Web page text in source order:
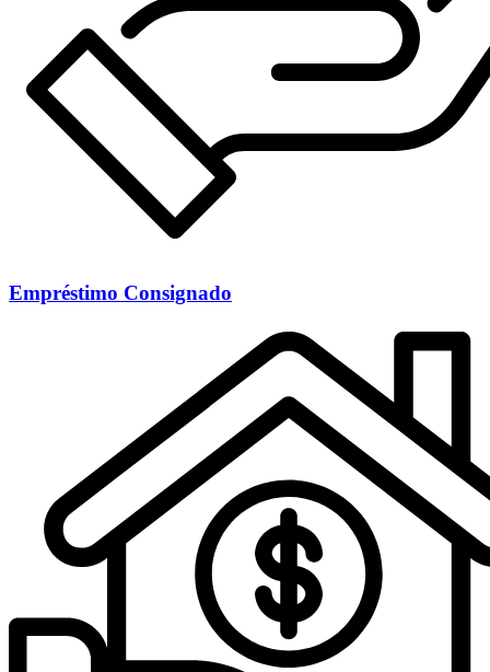
Empréstimo Consignado